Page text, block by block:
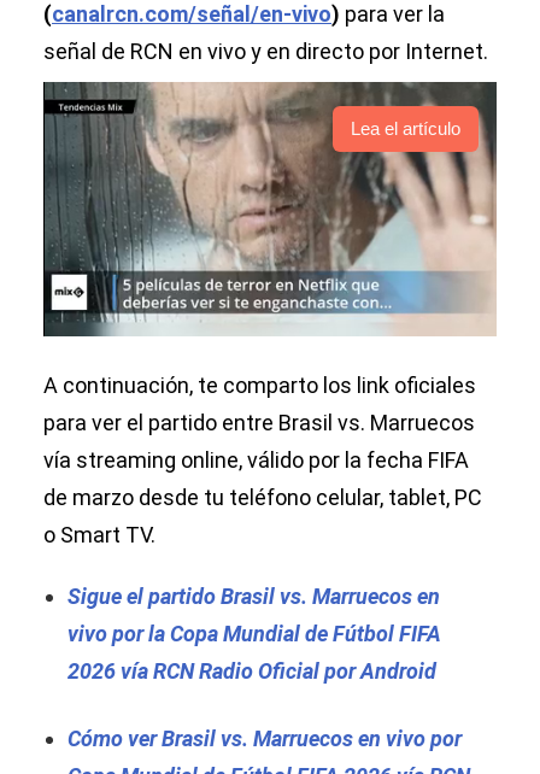
(canalrcn.com/señal/en-vivo) para ver la
señal de RCN en vivo y en directo por Internet.
Lea el artículo
A continuación, te comparto los link oficiales
para ver el partido entre Brasil vs. Marruecos
vía streaming online, válido por la fecha FIFA
de marzo desde tu teléfono celular, tablet, PC
o Smart TV.
Sigue el partido Brasil vs. Marruecos en
vivo por la Copa Mundial de Fútbol FIFA
2026 vía RCN Radio Oficial por Android
Cómo ver Brasil vs. Marruecos en vivo por